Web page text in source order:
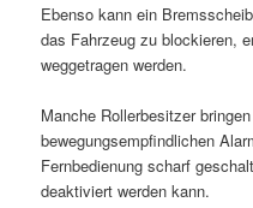
Ebenso kann ein
das Fahrzeug zu blockieren,
weggetragen werden.
Manche Rollerbesitzer
bewegungsempfindlichen
Fernbedienung scharf
deaktiviert werden kann.